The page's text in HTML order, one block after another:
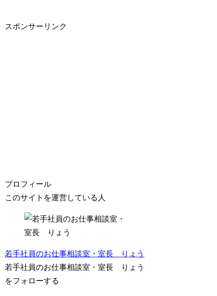
スポンサーリンク
プロフィール
このサイトを運営している人
若手社員のお仕事相談室・室長 りょう
若手社員のお仕事相談室・室長 りょう
をフォローする